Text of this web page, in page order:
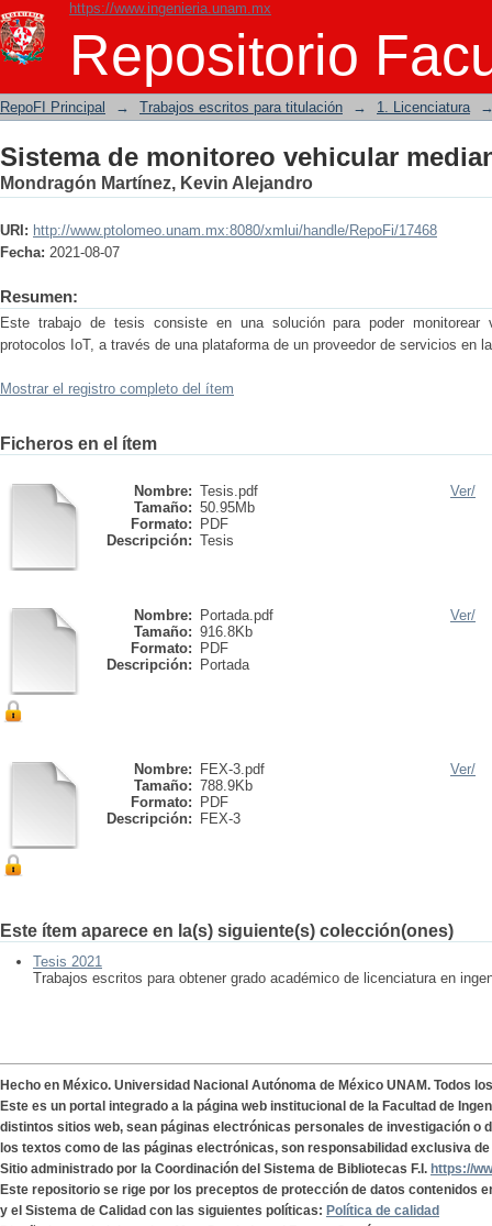
https://www.ingenieria.unam.mx
Repositorio
Sistema de monitoreo vehicular
RepoFI Principal → Trabajos escritos para titulación → 1. Licenciatura
Sistema de monitoreo vehicular
Mondragón Martínez, Kevin Alejandro
URI: http://www.ptolomeo.unam.mx:8080/xmlui/handle/RepoFi/17468
Fecha: 2021-08-07
Resumen:
Este trabajo de tesis consiste en una solución para poder monitorear
protocolos IoT, a través de una plataforma de un proveedor de servicios en
Mostrar el registro completo del ítem
Ficheros en el ítem
Nombre: Tesis.pdf
Tamaño: 50.95Mb
Formato:
PDF
Descripción: Tesis
Ver/
Nombre:
Portada.pdf
Tamaño: 916.8Kb
Formato:
PDF
Descripción:
Portada
Ver/
Nombre:
FEX-3.pdf
Tamaño: 788.9Kb
Formato:
PDF
Descripción:
FEX-3
Ver/
Este ítem aparece en la(s) siguiente(s) colección(ones)
Tesis 2021
Trabajos escritos para obtener grado académico de licenciatura en
Hecho en México. Universidad Nacional Autónoma de México UNAM. Todos
Este es un portal integrado a la página web institucional de la Facultad de
distintos sitios web, sean páginas electrónicas personales de investigación o
los textos como de las páginas electrónicas, son responsabilidad exclusiva
Sitio administrado por la Coordinación del Sistema de Bibliotecas F.I. https://
Este repositorio se rige por los preceptos de protección de datos contenidos
y el Sistema de Calidad con las siguientes políticas: Política de calidad